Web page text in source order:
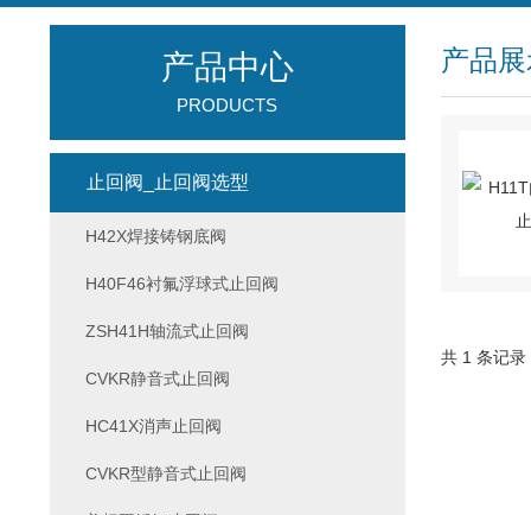
产品
共 1 条记
产品中心
PRODUCTS
止回阀_止回阀选型
H42X焊接铸钢底阀
H40F46衬氟浮球式止回阀
ZSH41H轴流式止回阀
CVKR静音式止回阀
HC41X消声止回阀
CVKR型静音式止回阀